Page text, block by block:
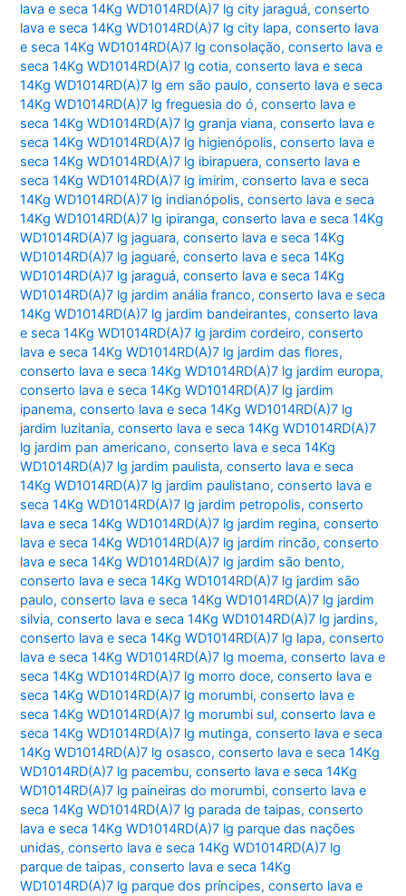
lava e seca 14Kg WD1014RD(A)7 lg city jaraguá,conserto
lava e seca 14Kg WD1014RD(A)7 lg city lapa,conserto lava
e seca 14Kg WD1014RD(A)7 lg consolação,conserto lava e
seca 14Kg WD1014RD(A)7 lg cotia,conserto lava e seca
14Kg WD1014RD(A)7 lg em são paulo,conserto lava e seca
14Kg WD1014RD(A)7 lg freguesia do ó,conserto lava e
seca 14Kg WD1014RD(A)7 lg granja viana,conserto lava e
seca 14Kg WD1014RD(A)7 lg higienópolis,conserto lava e
seca 14Kg WD1014RD(A)7 lg ibirapuera,conserto lava e
seca 14Kg WD1014RD(A)7 lg imirim,conserto lava e seca
14Kg WD1014RD(A)7 lg indianópolis,conserto lava e seca
14Kg WD1014RD(A)7 lg ipiranga,conserto lava e seca 14Kg
WD1014RD(A)7 lg jaguara,conserto lava e seca 14Kg
WD1014RD(A)7 lg jaguaré,conserto lava e seca 14Kg
WD1014RD(A)7 lg jaraguá,conserto lava e seca 14Kg
WD1014RD(A)7 lg jardim anália franco,conserto lava e seca
14Kg WD1014RD(A)7 lg jardim bandeirantes,conserto lava
e seca 14Kg WD1014RD(A)7 lg jardim cordeiro,conserto
lava e seca 14Kg WD1014RD(A)7 lg jardim das flores,
conserto lava e seca 14Kg WD1014RD(A)7 lg jardim europa,
conserto lava e seca 14Kg WD1014RD(A)7 lg jardim
ipanema,conserto lava e seca 14Kg WD1014RD(A)7 lg
jardim luzitania,conserto lava e seca 14Kg WD1014RD(A)7
lg jardim pan americano,conserto lava e seca 14Kg
WD1014RD(A)7 lg jardim paulista,conserto lava e seca
14Kg WD1014RD(A)7 lg jardim paulistano,conserto lava e
seca 14Kg WD1014RD(A)7 lg jardim petropolis,conserto
lava e seca 14Kg WD1014RD(A)7 lg jardim regina,conserto
lava e seca 14Kg WD1014RD(A)7 lg jardim rincão,conserto
lava e seca 14Kg WD1014RD(A)7 lg jardim são bento,
conserto lava e seca 14Kg WD1014RD(A)7 lg jardim são
paulo,conserto lava e seca 14Kg WD1014RD(A)7 lg jardim
silvia,conserto lava e seca 14Kg WD1014RD(A)7 lg jardins,
conserto lava e seca 14Kg WD1014RD(A)7 lg lapa,conserto
lava e seca 14Kg WD1014RD(A)7 lg moema,conserto lava e
seca 14Kg WD1014RD(A)7 lg morro doce,conserto lava e
seca 14Kg WD1014RD(A)7 lg morumbi,conserto lava e
seca 14Kg WD1014RD(A)7 lg morumbi sul,conserto lava e
seca 14Kg WD1014RD(A)7 lg mutinga,conserto lava e seca
14Kg WD1014RD(A)7 lg osasco,conserto lava e seca 14Kg
WD1014RD(A)7 lg pacembu,conserto lava e seca 14Kg
WD1014RD(A)7 lg paineiras do morumbi,conserto lava e
seca 14Kg WD1014RD(A)7 lg parada de taipas,conserto
lava e seca 14Kg WD1014RD(A)7 lg parque das nações
unidas,conserto lava e seca 14Kg WD1014RD(A)7 lg
parque de taipas,conserto lava e seca 14Kg
WD1014RD(A)7 lg parque dos príncipes,conserto lava e